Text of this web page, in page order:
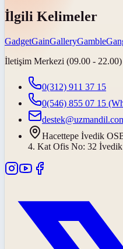
İlgili Kelimeler
GadgetGainGalleryGamble
İletişim Merkezi (09.00 - 22.00)
0(312) 911 37 15
0(546) 855 07 15
Hacettepe İvedik
4. Kat Ofis No: 32